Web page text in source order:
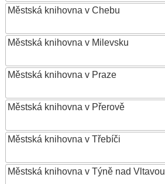
Městská knihovna v Chebu
Městská knihovna v Milevsku
Městská knihovna v Praze
Městská knihovna v Přerově
Městská knihovna v Třebíči
Městská knihovna v Týně nad Vltavou